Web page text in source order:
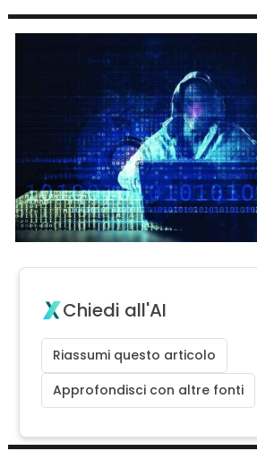
Chiedi all'AI
Riassumi questo articolo
Approfondisci con altre fonti